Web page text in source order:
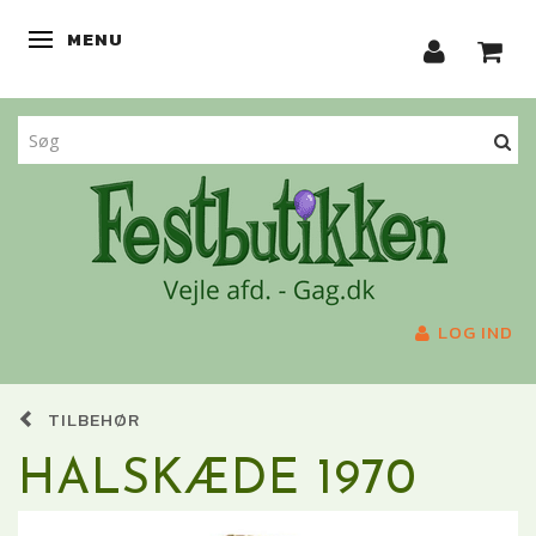
SKIFTE NAVIGATION
MENU
LOG IND
TILBEHØR
HALSKÆDE 1970